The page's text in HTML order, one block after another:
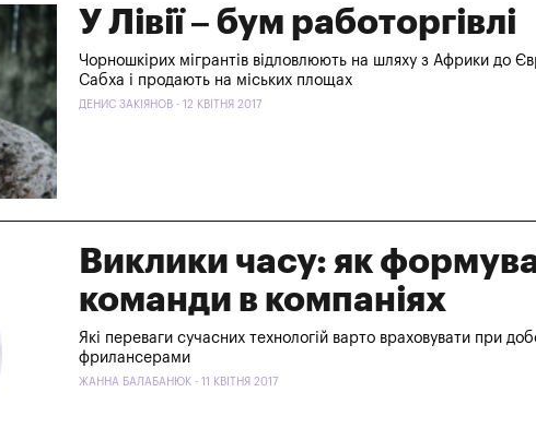
У Лівії – бум работоргівлі
Чорношкірих мігрантів відловлюють на шляху з Африки до
Сабха і продають на міських площах
ДЕНИС ЗАКІЯНОВ - 12 КВІТНЯ 2017
Виклики часу: як
команди в компаніях
Які переваги сучасних технологій варто враховувати при
фрилансерами
ЖАННА БАЛАБАНЮК - 11 КВІТНЯ 2017